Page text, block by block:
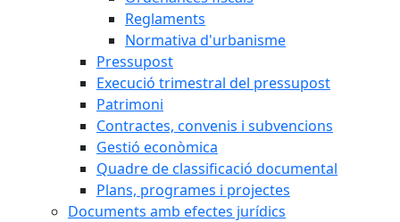
Reglaments
Normativa d'urbanisme
Pressupost
Execució trimestral del pressupost
Patrimoni
Contractes, convenis i subvencions
Gestió econòmica
Quadre de classificació documental
Plans, programes i projectes
Documents amb efectes jurídics